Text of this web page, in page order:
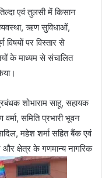
एवं तुलसी में किसान
ऋण सुविधाओं,
पर विस्तार से
के माध्यम से संचालित
शोभाराम साहू, सहायक
समिति प्रभारी भूवन
महेश शर्मा सहित बैंक एवं
और क्षेत्र के गणमान्य नागरिक